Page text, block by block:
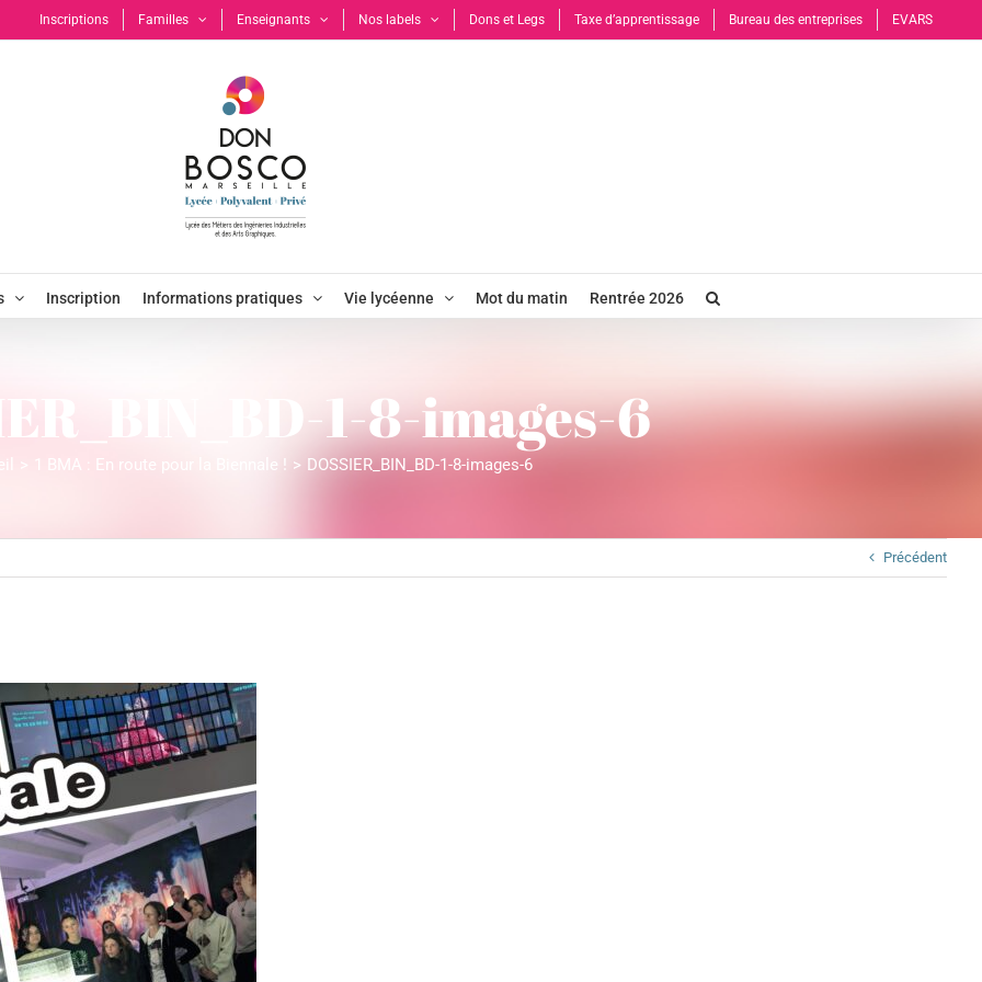
Inscriptions Familles Enseignants Nos labels Dons et Legs Taxe d’apprentissage Bureau des entreprises EVARS
Inscription Informations pratiques Vie lycéenne Mot du matin Rentrée 2026
1-8-images-6
1 BMA : En route pour la Biennale ! DOSSIER_BIN_BD-1-8-images-6
Précédent